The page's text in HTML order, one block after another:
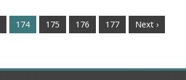
174 175 176 177 Next ›